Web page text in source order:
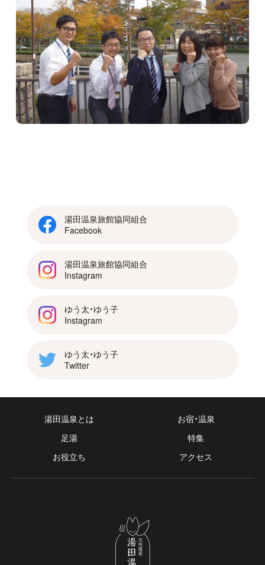
湯田温泉旅館協同組合
Facebook
湯田温泉旅館協同組合
Instagram
ゆう太・ゆう子
Instagram
ゆう太・ゆう子
Twitter
湯田温泉とは
お宿・温泉
足湯
特集
お役立ち
アクセス